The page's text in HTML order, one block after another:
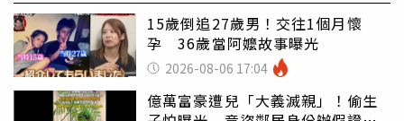
15歲倒追27歲男！交往1個月懷
孕 36歲當阿嬤故事曝光
2026-08-06 17:04
億萬富豪遭兒「大義滅親」！偷生